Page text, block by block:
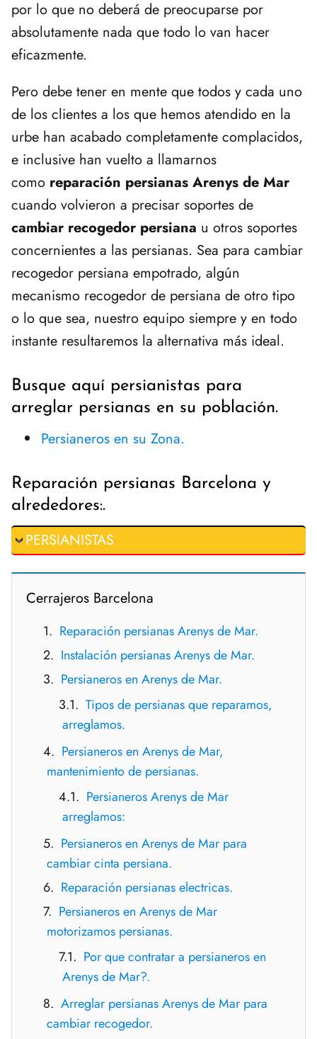
por lo que no deberá de preocuparse por
absolutamente nada que todo lo van hacer
eficazmente.
Pero debe tener en mente que todos y cada uno
de los clientes a los que hemos atendido en la
urbe han acabado completamente complacidos,
e inclusive han vuelto a llamarnos
como reparación persianas Arenys de Mar
cuando volvieron a precisar soportes de
cambiar recogedor persiana u otros soportes
concernientes a las persianas. Sea para cambiar
recogedor persiana empotrado, algún
mecanismo recogedor de persiana de otro tipo
o lo que sea, nuestro equipo siempre y en todo
instante resultaremos la alternativa más ideal.
Busque aquí persianistas para
arreglar persianas en su población.
Persianeros en su Zona.
Reparación persianas Barcelona y
alrededores:.
PERSIANISTAS
Cerrajeros Barcelona
Reparación persianas Arenys de Mar.
Instalación persianas Arenys de Mar.
Persianeros en Arenys de Mar.
Tipos de persianas que reparamos,
arreglamos.
Persianeros en Arenys de Mar,
mantenimiento de persianas.
Persianeros Arenys de Mar
arreglamos:
Persianeros en Arenys de Mar para
cambiar cinta persiana.
Reparación persianas electricas.
Persianeros en Arenys de Mar
motorizamos persianas.
Por que contratar a persianeros en
Arenys de Mar?.
Arreglar persianas Arenys de Mar para
cambiar recogedor.